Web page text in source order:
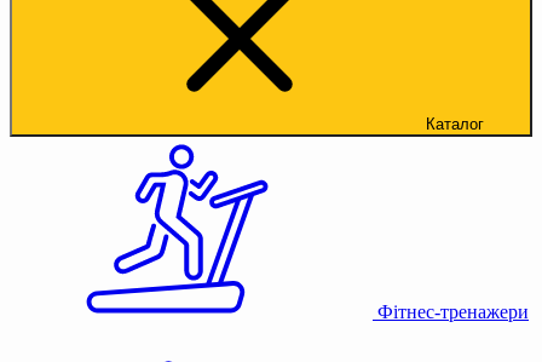
Каталог
Фітнес-тренажери